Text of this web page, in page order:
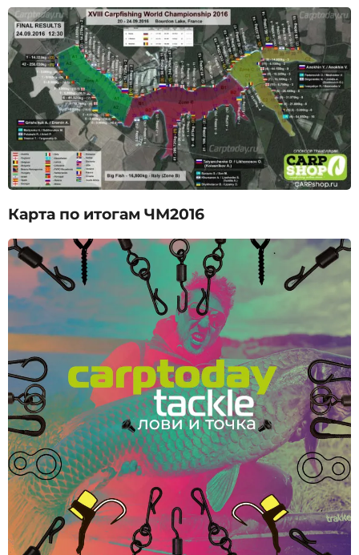
Карта по итогам ЧМ2016